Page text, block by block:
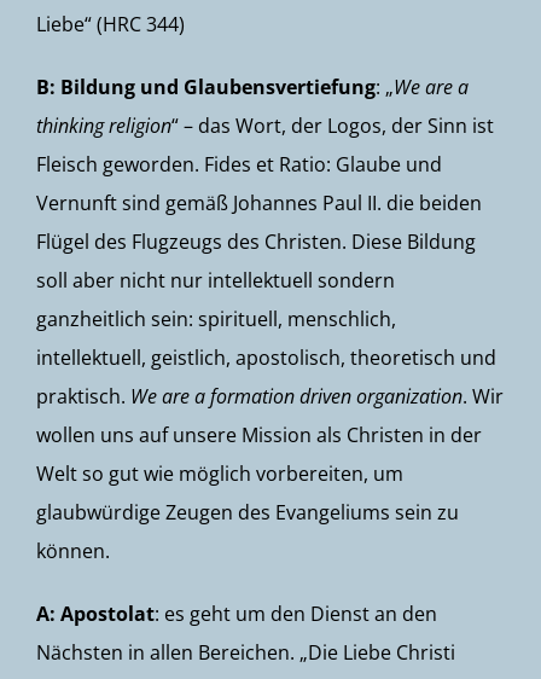
Liebe“ (HRC 344)
B: Bildung und Glaubensvertiefung: „We are a
thinking religion“ – das Wort, der Logos, der Sinn ist
Fleisch geworden. Fides et Ratio: Glaube und
Vernunft sind gemäß Johannes Paul II. die beiden
Flügel des Flugzeugs des Christen. Diese Bildung
soll aber nicht nur intellektuell sondern
ganzheitlich sein: spirituell, menschlich,
intellektuell, geistlich, apostolisch, theoretisch und
praktisch. We are a formation driven organization. Wir
wollen uns auf unsere Mission als Christen in der
Welt so gut wie möglich vorbereiten, um
glaubwürdige Zeugen des Evangeliums sein zu
können.
A: Apostolat: es geht um den Dienst an den
Nächsten in allen Bereichen. „Die Liebe Christi